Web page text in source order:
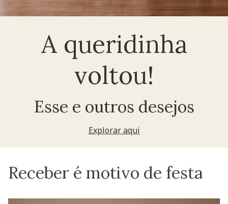
A queridinha
voltou!
Esse e outros desejos
Explorar aqui
Receber é motivo de festa